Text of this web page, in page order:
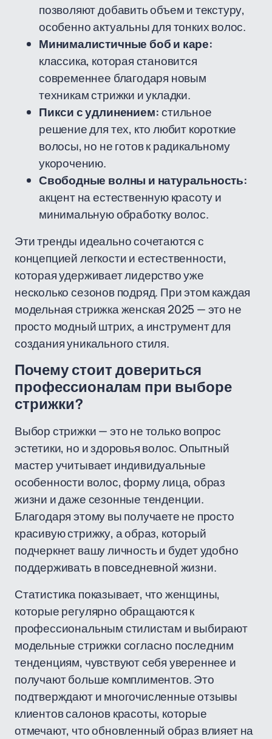
позволяют добавить объем и текстуру,
особенно актуальны для тонких волос.
Минималистичные боб и каре:
классика, которая становится
современнее благодаря новым
техникам стрижки и укладки.
Пикси с удлинением:стильное
решение для тех, кто любит короткие
волосы, но не готов к радикальному
укорочению.
Свободные волны и натуральность:
акцент на естественную красоту и
минимальную обработку волос.
Эти тренды идеально сочетаются с
концепцией легкости и естественности,
которая удерживает лидерство уже
несколько сезонов подряд. При этом каждая
модельная стрижка женская 2025 — это не
просто модный штрих, а инструмент для
создания уникального стиля.
Почему стоит довериться
профессионалам при выборе
стрижки?
Выбор стрижки — это не только вопрос
эстетики, но и здоровья волос. Опытный
мастер учитывает индивидуальные
особенности волос, форму лица, образ
жизни и даже сезонные тенденции.
Благодаря этому вы получаете не просто
красивую стрижку, а образ, который
подчеркнет вашу личность и будет удобно
поддерживать в повседневной жизни.
Статистика показывает, что женщины,
которые регулярно обращаются к
профессиональным стилистам и выбирают
модельные стрижки согласно последним
тенденциям, чувствуют себя увереннее и
получают больше комплиментов. Это
подтверждают и многочисленные отзывы
клиентов салонов красоты, которые
отмечают, что обновленный образ влияет на